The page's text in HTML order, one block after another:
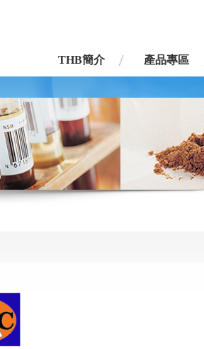
THB簡介 產品專區